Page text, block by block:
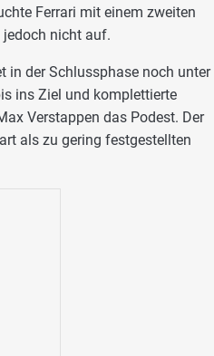
Ferrari mit einem zweiten
jedoch nicht auf.
in der Schlussphase noch unter
ins Ziel und komplettierte
Verstappen das Podest. Der
als zu gering festgestellten